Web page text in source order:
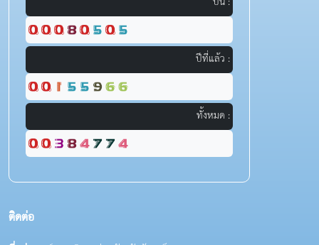
ปีที่แล้ว :
ทั้งหมด :
ติดต่อ